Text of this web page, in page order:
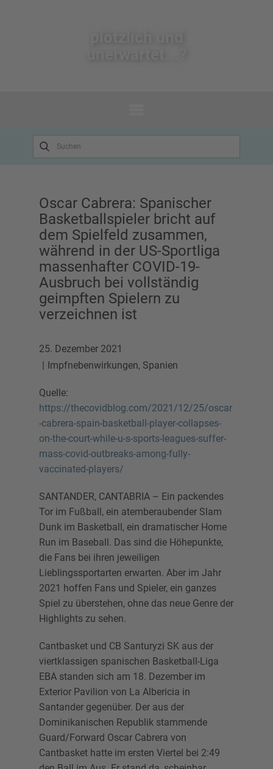
Oscar Cabrera: Spanischer
Basketballspieler bricht auf
dem Spielfeld zusammen,
während in der US-Sportliga
massenhafter COVID-19-
Ausbruch bei vollständig
geimpften Spielern zu
verzeichnen ist
25. Dezember 2021
Impfnebenwirkungen, Spanien
Quelle:
https://thecovidblog.com/2021/12/25/oscar
-cabrera-spain-basketball-player-collapses-
on-the-court-while-u-s-sports-leagues-suffer-
mass-covid-outbreaks-among-fully-
vaccinated-players/
SANTANDER, CANTABRIA – Ein packendes
Tor im Fußball, ein atemberaubender Slam
Dunk im Basketball, ein dramatischer Home
Run im Baseball. Das sind die Höhepunkte,
die Fans bei ihren jeweiligen
Lieblingssportarten erwarten. Aber im Jahr
2021 hoffen Fans und Spieler, ein ganzes
Spiel zu überstehen, ohne das neue Genre der
Highlights zu sehen.
Cantbasket und CB Santuryzi SK aus der
viertklassigen spanischen Basketball-Liga
EBA standen sich am 18. Dezember im
Exterior Pavilion von La Albericia in
Santander gegenüber. Der aus der
Dominikanischen Republik stammende
Guard/Forward Oscar Cabrera von
Cantbasket hatte im ersten Viertel bei 2:49